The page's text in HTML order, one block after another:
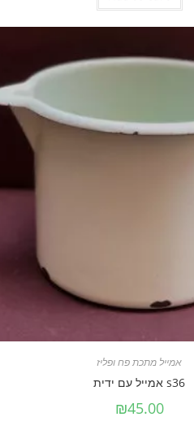
אמייל מתכת פח ופליז
s36 אמייל עם ידית
₪45.00